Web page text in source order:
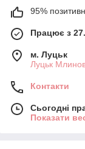
95%
Працює з
м. Луцьк
Луцьк
Контакти
Сьогодні
Показати